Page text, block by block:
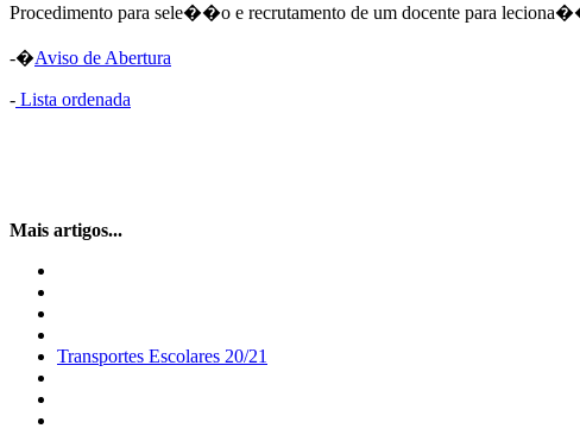
Procedimento para sele��o e recrutamento de um docente para
-�Aviso de Abertura
- Lista ordenada
Mais artigos...
Transportes Escolares 20/21